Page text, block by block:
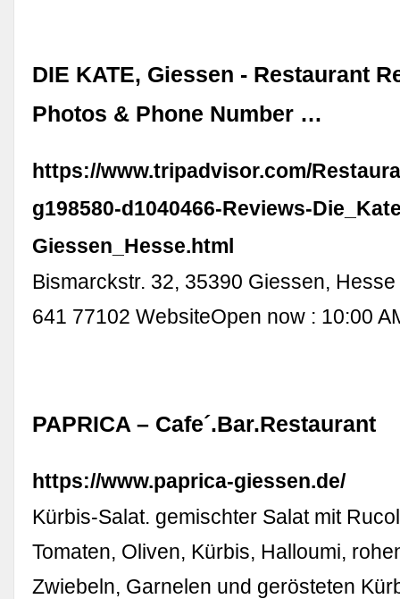
DIE KATE, Giessen - Restaurant
Photos & Phone Number …
https://www.tripadvisor.com/
g198580-d1040466-Reviews-
Giessen_Hesse.html
Bismarckstr. 32, 35390 Giessen,
641 77102 WebsiteOpen now : 10:00
PAPRICA – Cafe´.Bar.Restaurant
https://www.paprica-giessen.de/
Kürbis-Salat. gemischter Salat mit
Tomaten, Oliven, Kürbis, Halloumi,
Zwiebeln, Garnelen und gerösteten